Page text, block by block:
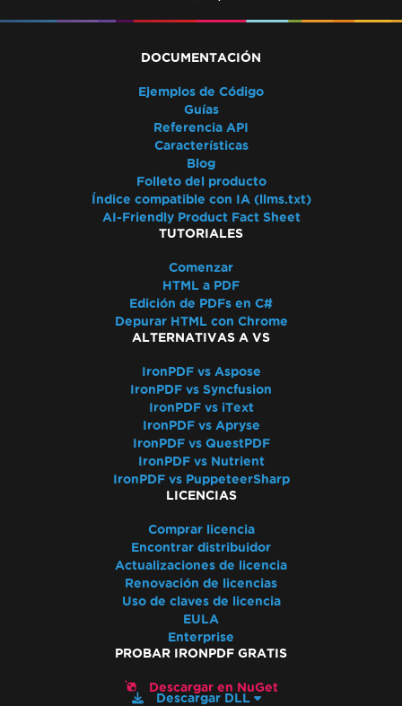
Marcadores de posición predeterminados
Aplicar una clave de licencia en IronPDF
Formato HTML píxel perfecto
Azure Blob Storage
Blazor Server / WebAssembly (WASM)
Firmas Digitales
Encabezados/pies de página y saltos de
IronPDF e IIS
Kerberos
Fuente rota en AWS Lambda
Visibilidad de MetaData
Imprimir desde impresora de red
Rasterizar a imagen utilizando
MemoryStream
Renderizar vista a cadena
Alternativas a System.Drawing.Common
(.NET 7 y no Windows)
Encabezados de tabla
Usar compilación ReadyToRun
Excepción de despliegue de IronPdf.Slim
v2025.5.6
Incompatibilidad de versión de ClickOnce
.NET Framework falla con Prefer32Bit
PDF/UA muestra un fondo gris
Los emojis no se renderizan
Reglas CSS @page vs RenderingOptions
Inicializando correctamente
DOCUMENTACIÓN
Ejemplos de Código
Guías
Referencia API
Características
Blog
Folleto del producto
Índice compatible con IA (llms.txt)
AI-Friendly Product Fact Sheet
TUTORIALES
Comenzar
HTML a PDF
Edición de PDFs en C#
Depurar HTML con Chrome
ALTERNATIVAS A VS
IronPDF vs Aspose
IronPDF vs Syncfusion
IronPDF vs iText
IronPDF vs Apryse
IronPDF vs QuestPDF
IronPDF vs Nutrient
IronPDF vs PuppeteerSharp
LICENCIAS
Comprar licencia
Encontrar distribuidor
Actualizaciones de licencia
Renovación de licencias
Uso de claves de licencia
EULA
Enterprise
PROBAR IRONPDF GRATIS
Descargar en NuGet
Descargar DLL